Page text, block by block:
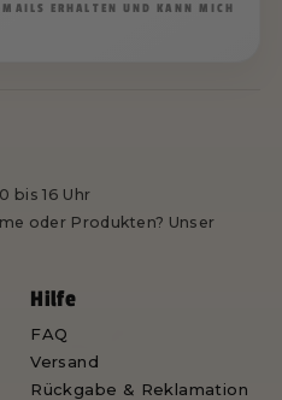
ERHALTEN UND KANN MICH
bis 16 Uhr
oder Produkten? Unser
Hilfe
FAQ
Versand
Rückgabe & Reklamation